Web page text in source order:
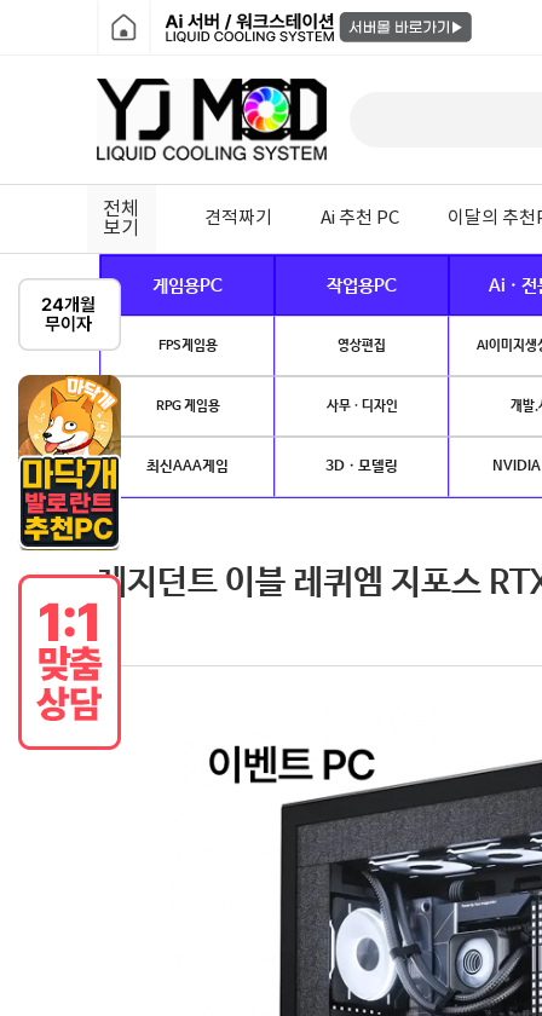
전체
보기
견적짜기 Ai 추천 PC 이달의 추천
게임용PC 작업용PC Ai · 전
FPS게임용 영상편집 AI이미지생
RPG 게임용 사무 · 디자인 개발.
최신AAA게임 3D · 모델링
레지던트 이블 레퀴엠 지포스